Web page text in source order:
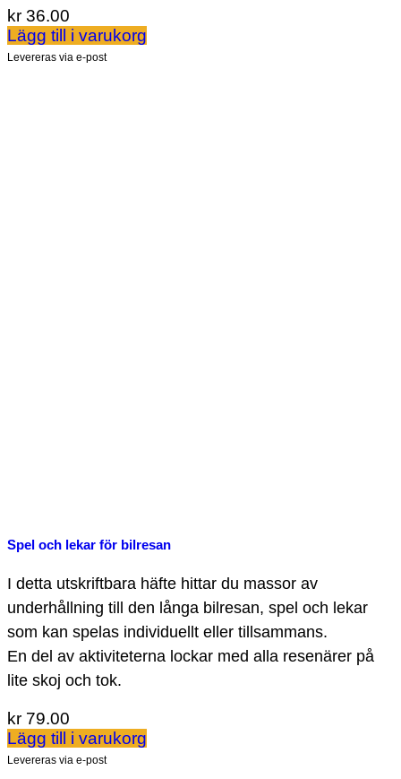
kr 36.00
Lägg till i varukorg
Levereras via e-post
Spel och lekar för bilresan
I detta utskriftbara häfte hittar du massor av
underhållning till den långa bilresan, spel och lekar
som kan spelas individuellt eller tillsammans.
En del av aktiviteterna lockar med alla resenärer på
lite skoj och tok.
kr 79.00
Lägg till i varukorg
Levereras via e-post